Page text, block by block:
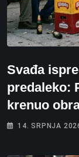
Svađa
predaleko:
krenuo
14. SRPNJA